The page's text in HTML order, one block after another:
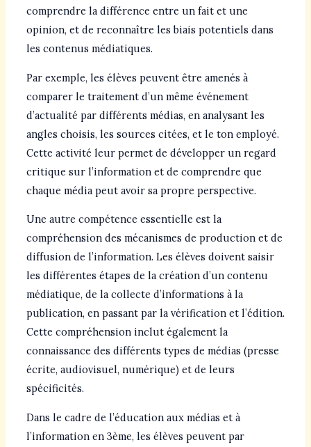
comprendre la différence entre un fait et une
opinion, et de reconnaître les biais potentiels dans
les contenus médiatiques.
Par exemple, les élèves peuvent être amenés à
comparer le traitement d’un même événement
d’actualité par différents médias, en analysant les
angles choisis, les sources citées, et le ton employé.
Cette activité leur permet de développer un regard
critique sur l’information et de comprendre que
chaque média peut avoir sa propre perspective.
Une autre compétence essentielle est la
compréhension des mécanismes de production et de
diffusion de l’information. Les élèves doivent saisir
les différentes étapes de la création d’un contenu
médiatique, de la collecte d’informations à la
publication, en passant par la vérification et l’édition.
Cette compréhension inclut également la
connaissance des différents types de médias (presse
écrite, audiovisuel, numérique) et de leurs
spécificités.
Dans le cadre de l’éducation aux médias et à
l’information en 3ème, les élèves peuvent par